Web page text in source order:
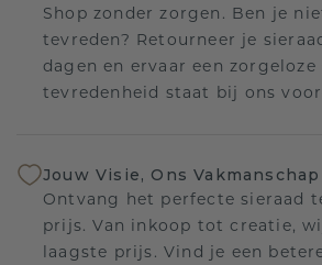
Shop zonder zorgen. Ben je
tevreden? Retourneer je
dagen en ervaar een zorgeloze
tevredenheid staat bij ons
Jouw Visie, Ons Vakmanschap
Ontvang het perfecte sieraad
prijs. Van inkoop tot creatie,
laagste prijs. Vind je een